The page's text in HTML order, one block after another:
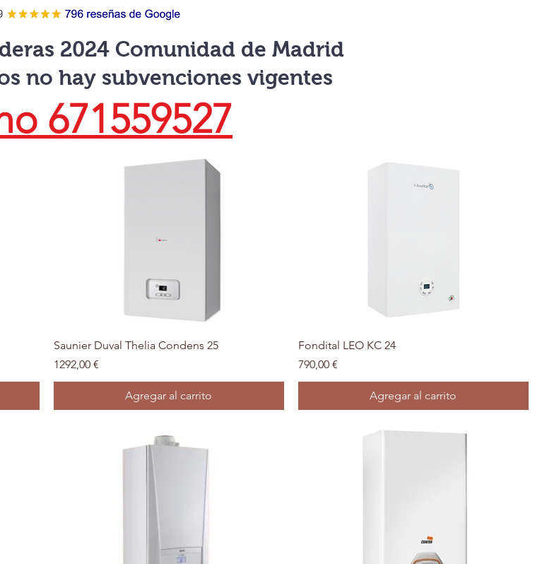
2024 Comunidad de Madrid
no hay subvenciones vigentes
671559527
Vista rápida
Saunier Duval Thelia Condens 25
Precio
1292,00 €
Agregar al carrito
Vista rápida
Fondital LEO KC 24
Precio
790,00 €
Agregar al carrito